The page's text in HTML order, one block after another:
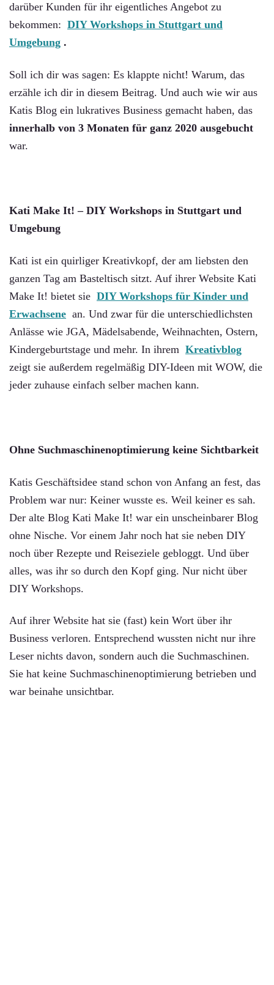
darüber Kunden für ihr eigentliches Angebot zu
bekommen: DIY Workshops in Stuttgart und
Umgebung .
Soll ich dir was sagen: Es klappte nicht! Warum, das
erzähle ich dir in diesem Beitrag. Und auch wie wir aus
Katis Blog ein lukratives Business gemacht haben, das
innerhalb von 3 Monaten für ganz 2020 ausgebucht
war.
Kati Make It! – DIY Workshops in Stuttgart und
Umgebung
Kati ist ein quirliger Kreativkopf, der am liebsten den
ganzen Tag am Basteltisch sitzt. Auf ihrer Website Kati
Make It! bietet sie DIY Workshops für Kinder und
Erwachsene an. Und zwar für die unterschiedlichsten
Anlässe wie JGA, Mädelsabende, Weihnachten, Ostern,
Kindergeburtstage und mehr. In ihrem Kreativblog
zeigt sie außerdem regelmäßig DIY-Ideen mit WOW, die
jeder zuhause einfach selber machen kann.
Ohne Suchmaschinenoptimierung keine Sichtbarkeit
Katis Geschäftsidee stand schon von Anfang an fest, das
Problem war nur: Keiner wusste es. Weil keiner es sah.
Der alte Blog Kati Make It! war ein unscheinbarer Blog
ohne Nische. Vor einem Jahr noch hat sie neben DIY
noch über Rezepte und Reiseziele gebloggt. Und über
alles, was ihr so durch den Kopf ging. Nur nicht über
DIY Workshops.
Auf ihrer Website hat sie (fast) kein Wort über ihr
Business verloren. Entsprechend wussten nicht nur ihre
Leser nichts davon, sondern auch die Suchmaschinen.
Sie hat keine Suchmaschinenoptimierung betrieben und
war beinahe unsichtbar.